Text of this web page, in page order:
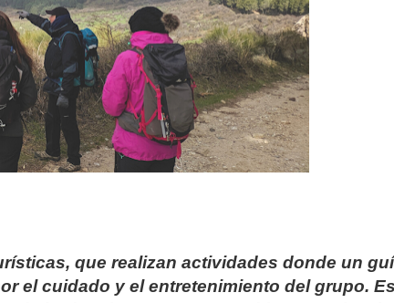
que realizan actividades donde un
el cuidado y el entretenimiento del grupo.